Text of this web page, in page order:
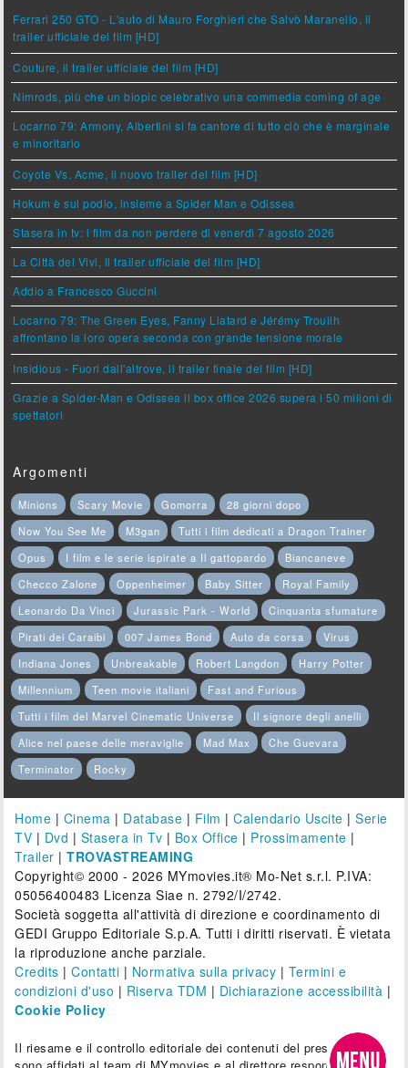
Ferrari 250 GTO - L'auto di Mauro Forghieri che Salvò Maranello, il
trailer ufficiale del film [HD]
Couture, il trailer ufficiale del film [HD]
Nimrods, più che un biopic celebrativo una commedia coming of age
Locarno 79: Armony, Albertini si fa cantore di tutto ciò che è marginale
e minoritario
Coyote Vs. Acme, il nuovo trailer del film [HD]
Hokum è sul podio, insieme a Spider Man e Odissea
Stasera in tv: i film da non perdere di venerdì 7 agosto 2026
La Città dei Vivi, il trailer ufficiale del film [HD]
Addio a Francesco Guccini
Locarno 79: The Green Eyes, Fanny Liatard e Jérémy Trouilh
affrontano la loro opera seconda con grande tensione morale
Insidious - Fuori dall'altrove, il trailer finale del film [HD]
Grazie a Spider-Man e Odissea il box office 2026 supera i 50 milioni di
spettatori
Argomenti
Minions Scary Movie Gomorra
28 giorni dopo
Now You See Me
M3gan
Tutti i film dedicati a Dragon Trainer
Opus
I film e le serie ispirate a Il gattopardo
Biancaneve
Checco Zalone
Oppenheimer Baby Sitter
Royal Family
Leonardo Da Vinci
Jurassic Park - World
Cinquanta sfumature
Pirati dei Caraibi
007 James Bond Auto da corsa
Virus
Indiana Jones
Unbreakable Robert Langdon
Harry Potter
Millennium
Teen movie italiani
Fast and Furious
Tutti i film del Marvel Cinematic Universe
Il signore degli anelli
Alice nel paese delle meraviglie
Mad Max
Che Guevara
Terminator
Rocky
Home | Cinema | Database | Film |Calendario Uscite |Serie
TV | Dvd | Stasera in Tv | Box Office | Prossimamente |
Trailer |TROVASTREAMING
Copyright© 2000 - 2026 MYmovies.it® Mo-Net s.r.l. P.IVA:
05056400483 Licenza Siae n. 2792/I/2742.
Società soggetta all'attività di direzione e coordinamento di
GEDI Gruppo Editoriale S.p.A. Tutti i diritti riservati. È vietata
la riproduzione anche parziale.
Credits |Contatti | Normativa sulla privacy | Termini e
condizioni d'uso | Riserva TDM | Dichiarazione accessibilità |
Cookie Policy
Il riesame e il controllo editoriale dei contenuti del presente sito